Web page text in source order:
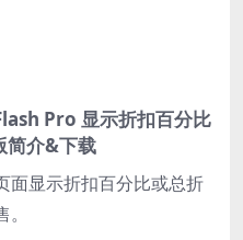
Pro 显示折扣百分比
简介&下载
面显示折扣百分比或总折